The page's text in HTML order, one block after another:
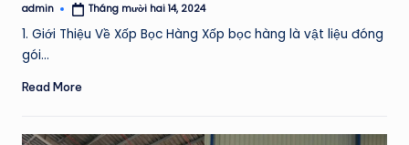
Posted
admin Tháng mười hai 14, 2024
1. Giới Thiệu Về Xốp Bọc Hàng Xốp bọc hàng là vật liệu đóng
gói…
Read More